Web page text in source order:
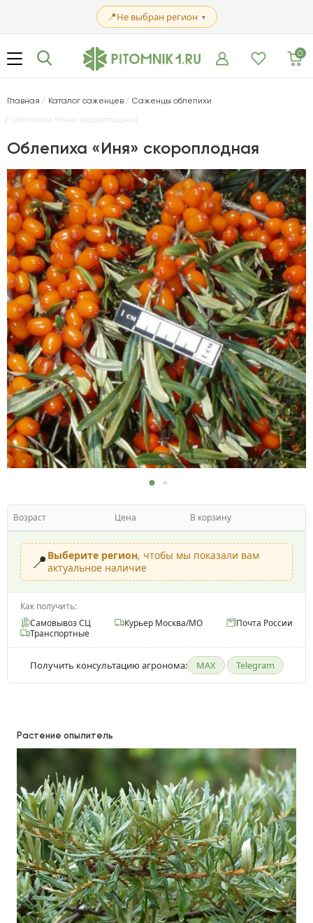
📍Не выбран регион ▼
0
Главная Каталог саженцев
Саженцы облепихи
Облепиха «Иня» скороплодная
Облепиха «Иня» скороплодная
Возраст Цена В корзину
📍 Выберите регион, чтобы мы показали вам
актуальное наличие
Как получить:
Самовывоз СЦ
Курьер Москва/МО
Почта России
Транспортные
Получить консультацию агронома: MAX · Telegram
Растение опылитель